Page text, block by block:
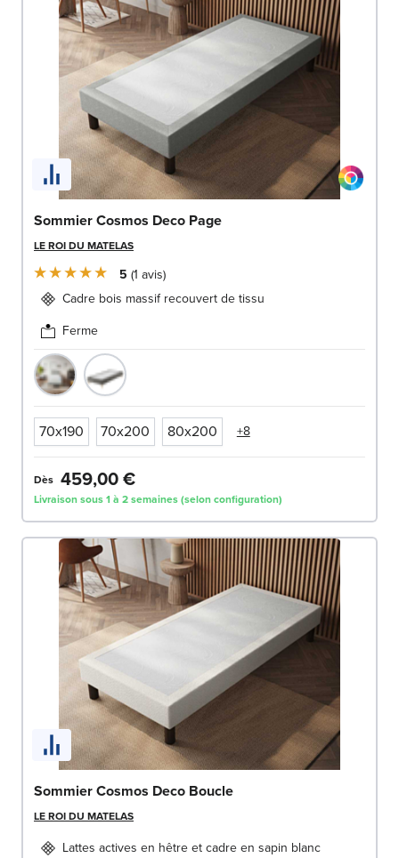
Sommier Cosmos Deco Page
LE ROI DU MATELAS
5 1 avis
Cadre bois massif recouvert de tissu
Ferme
70x190 70x200 80x200 +8
Dès 459,00 €
Livraison sous 1 à 2 semaines (selon configuration)
Sommier Cosmos Deco Boucle
LE ROI DU MATELAS
Lattes actives en hêtre et cadre en sapin blanc